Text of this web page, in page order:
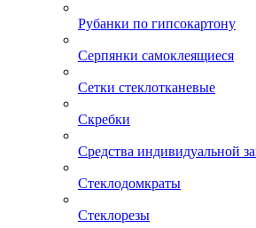
Рубанки по гипсокартону
Серпянки самоклеящиеся
Сетки стеклотканевые
Скребки
Средства индивидуальной
Стеклодомкраты
Стеклорезы